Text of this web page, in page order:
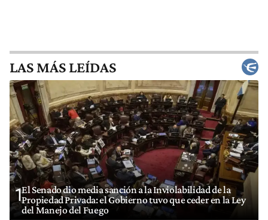
LAS MÁS LEÍDAS
1El Senado dio media sanción a la Inviolabilidad de la
Propiedad Privada: el Gobierno tuvo que ceder en la Ley
del Manejo del Fuego